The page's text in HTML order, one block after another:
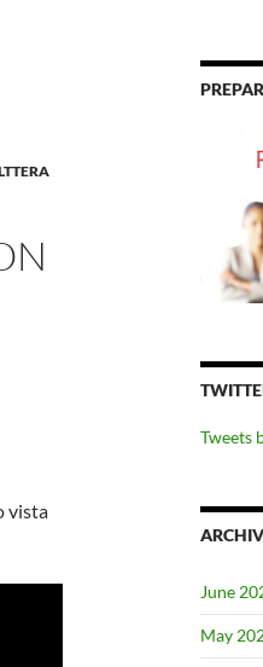
vista
Tweets
June
May